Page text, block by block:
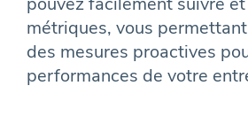
métriques, vous
des mesures proactives
performances de votre